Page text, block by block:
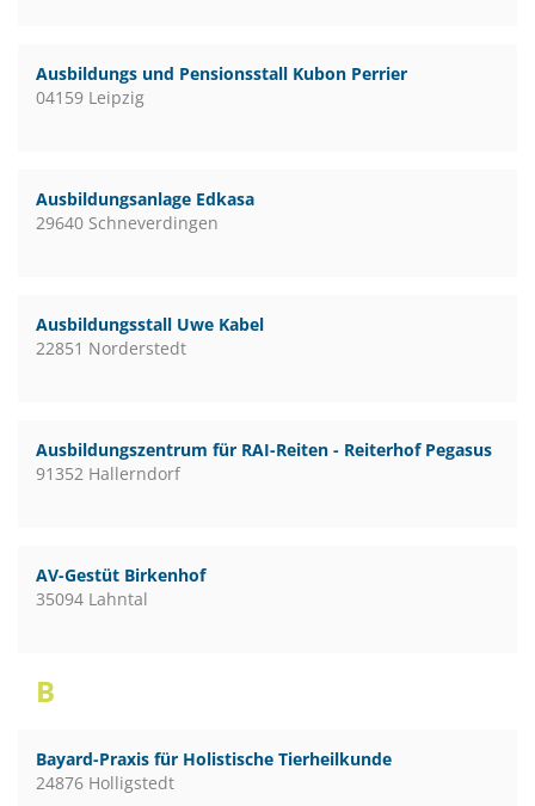
Ausbildungs und Pensionsstall Kubon Perrier
04159 Leipzig
Ausbildungsanlage Edkasa
29640 Schneverdingen
Ausbildungsstall Uwe Kabel
22851 Norderstedt
Ausbildungszentrum für RAI-Reiten - Reiterhof Pegasus
91352 Hallerndorf
AV-Gestüt Birkenhof
35094 Lahntal
B
Bayard-Praxis für Holistische Tierheilkunde
24876 Holligstedt